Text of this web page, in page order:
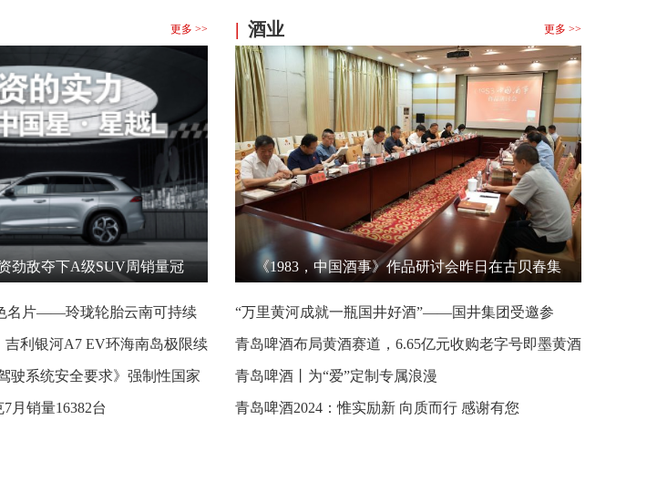
更多 >>
劲敌夺下A级SUV周销量冠
名片——玲珑轮胎云南可持续
实践案例
吉利银河A7 EV环海南岛极限续
驶系统安全要求》强制性国家
月销量16382台
| 酒业 更多 >>
《1983，中国酒事》作品研讨会昨日在古贝春集
“万里黄河成就一瓶国井好酒”——国井集团受邀参
加“欧中关系50年”论坛暨中欧地理标志产品品鉴会
青岛啤酒布局黄酒赛道，6.65亿元收购老字号即墨黄酒
厂
青岛啤酒丨为“爱”定制专属浪漫
青岛啤酒2024：惟实励新 向质而行 感谢有您